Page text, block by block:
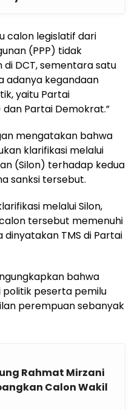
calon legislatif dari
(PPP) tidak
DCT, sementara satu
adanya kegandaan
yaitu Partai
Partai Demokrat.”
mengatakan bahwa
klarifikasi melalui
(Silon) terhadap kedua
sanksi tersebut.
melalui Silon,
tersebut memenuhi
dinyatakan TMS di Partai
bahwa
peserta pemilu
perempuan sebanyak
Rahmat Mirzani
Calon Wakil